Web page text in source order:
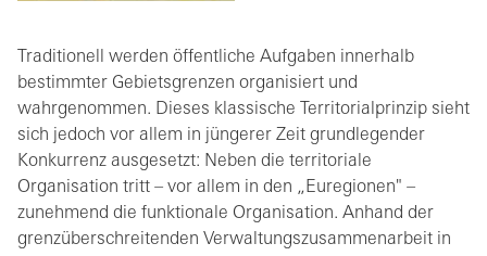
Traditionell werden öffentliche Aufgaben innerhalb
bestimmter Gebietsgrenzen organisiert und
wahrgenommen. Dieses klassische Territorialprinzip sieht
sich jedoch vor allem in jüngerer Zeit grundlegender
Konkurrenz ausgesetzt: Neben die territoriale
Organisation tritt – vor allem in den „Euregionen" –
zunehmend die funktionale Organisation. Anhand der
grenzüberschreitenden Verwaltungszusammenarbeit in